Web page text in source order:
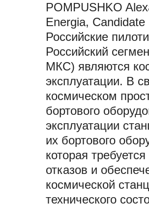
POMPUSHKO
Energia,
Российские
Российский
МКС) являются
эксплуатации. В
космическом
бортового
эксплуатации
их бортового
которая
отказов и
космической
технического